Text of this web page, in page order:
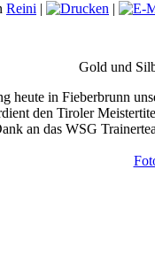
Reini | |
Gold und
heute in Fieberbrunn
den Tiroler
an das WSG